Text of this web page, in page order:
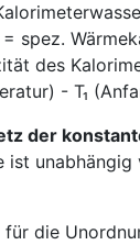
= spez.
des
- T₁
der
ist
für die